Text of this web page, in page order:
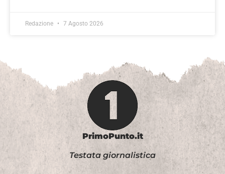
Redazione 7 Agosto 2026
PrimoPunto.it
Testata giornalistica